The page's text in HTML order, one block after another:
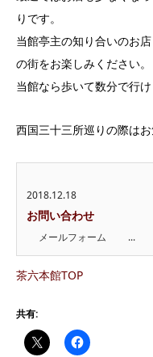
りです。
当館亭主の知り合いのお
の街をお楽しみください。
当館なら歩いて数分で行
西国三十三所巡りの際はお
2018.12.18
お問い合わせ
メールフォーム ...
茶六本館TOP
共有: